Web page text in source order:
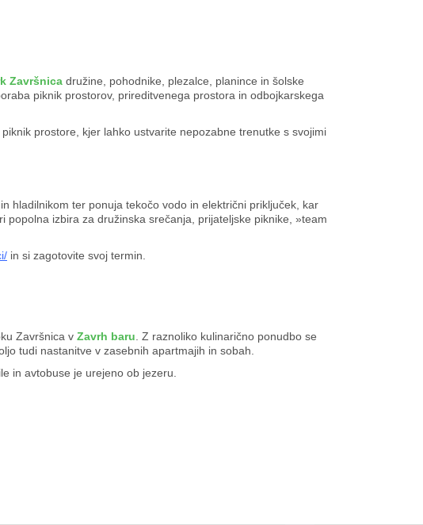
Završnica družine, pohodnike, plezalce, planince in šolske
piknik prostorov, prireditvenega prostora in odbojkarskega
prostore, kjer lahko ustvarite nepozabne trenutke s svojimi
hladilnikom ter ponuja tekočo vodo in električni priključek, kar
izbira za družinska srečanja, prijateljske piknike, »team
in si zagotovite svoj termin.
Završnica v Zavrh baru. Z raznoliko kulinarično ponudbo se
tudi nastanitve v zasebnih apartmajih in sobah.
in avtobuse je urejeno ob jezeru.